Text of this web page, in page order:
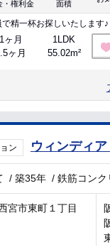
・権利金
面積
精一杯お探しいたします♪
1ヶ月
ヶ月
1LDK
55.02m²
ン ウィンディア
/築35年 /鉄筋コンク
宮市東町１丁目